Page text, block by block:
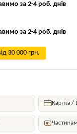
за 2-4 роб. днів
за 2-4 роб. днів
30 000 грн.
Картка /